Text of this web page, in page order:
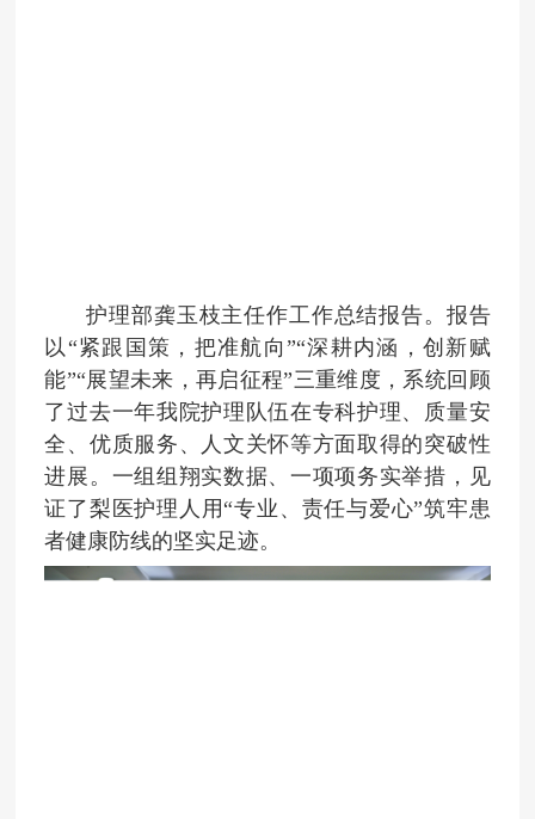
护理部龚玉枝主任作工作总结报告。报告
以“紧跟国策，把准航向”“深耕内涵，创新赋
能”“展望未来，再启征程”三重维度，系统回顾
了过去一年我院护理队伍在专科护理、质量安
全、优质服务、人文关怀等方面取得的突破性
进展。一组组翔实数据、一项项务实举措，见
证了梨医护理人用“专业、责任与爱心”筑牢患
者健康防线的坚实足迹。